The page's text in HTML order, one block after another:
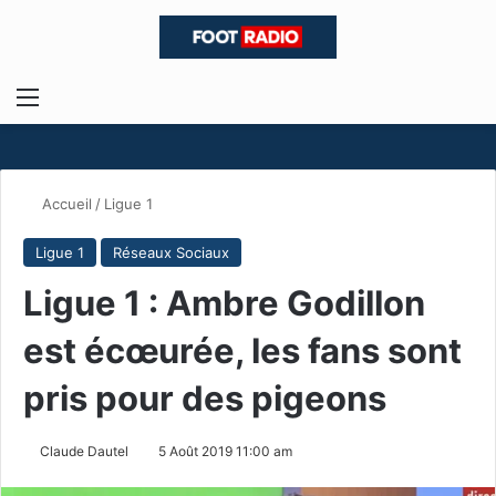
Menu
Accueil / Ligue 1
Ligue 1 Réseaux Sociaux
Ligue 1 : Ambre Godillon
est écœurée, les fans sont
pris pour des pigeons
Claude Dautel 5 Août 2019 11:00 am